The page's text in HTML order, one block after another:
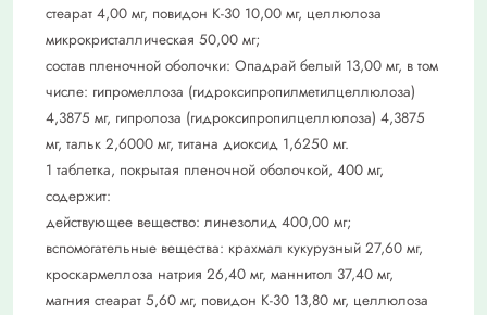
стеарат 4,00 мг, повидон К-30 10,00 мг, целлюлоза
микрокристаллическая 50,00 мг;
состав пленочной оболочки: Опадрай белый 13,00 мг, в том
числе: гипромеллоза (гидроксипропилметилцеллюлоза)
4,3875 мг, гипролоза (гидроксипропилцеллюлоза) 4,3875
мг, тальк 2,6000 мг, титана диоксид 1,6250 мг.
1 таблетка, покрытая пленочной оболочкой, 400 мг,
содержит:
действующее вещество: линезолид 400,00 мг;
вспомогательные вещества: крахмал кукурузный 27,60 мг,
кроскармеллоза натрия 26,40 мг, маннитол 37,40 мг,
магния стеарат 5,60 мг, повидон К-30 13,80 мг, целлюлоза